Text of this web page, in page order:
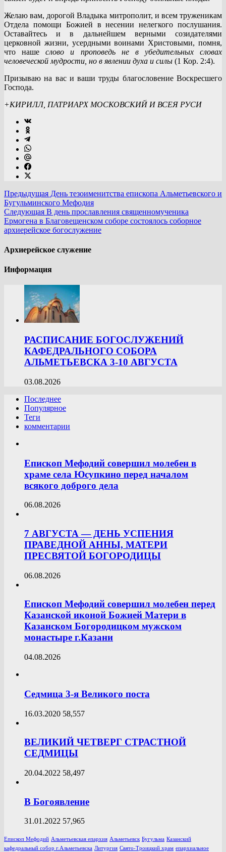
Желаю вам, дорогой Владыка митрополит, и всем труженикам
Отдела помощи Божией в несении нелегкого послушания.
Оставайтесь и в дальнейшем верными созидателями
церковной жизни, усердными воинами Христовыми, помня,
что нашеслово и проповедь не в убедительных словах
человеческой мудрости, но в явлении духа и силы (1 Кор. 2:4).
Призываю на вас и ваши труды благословение Воскресшего
Господа.
+КИРИЛЛ, ПАТРИАРХ МОСКОВСКИЙ И ВСЕЯ РУСИ
Предыдущая День тезоименитства епископа Альметьевского и
Бугульминского Мефодия
Следующая В день прославления священномученика
Ермогена в Благовещенском соборе состоялось соборное
архиерейское богослужение
Архиерейское служение
Информация
РАСПИСАНИЕ БОГОСЛУЖЕНИЙ
КАФЕДРАЛЬНОГО СОБОРА
АЛЬМЕТЬЕВСКА 3-10 АВГУСТА
03.08.2026
Последнее
Популярное
Теги
комментарии
Епископ Мефодий совершил молебен в
храме села Юсупкино перед началом
всякого доброго дела
06.08.2026
7 АВГУСТА — ДЕНЬ УСПЕНИЯ
ПРАВЕДНОЙ АННЫ, МАТЕРИ
ПРЕСВЯТОЙ БОГОРОДИЦЫ
06.08.2026
Епископ Мефодий совершил молебен перед
Казанской иконой Божией Матери в
Казанском Богородицком мужском
монастыре г.Казани
04.08.2026
Седмица 3-я Великого поста
16.03.2020 58,557
ВЕЛИКИЙ ЧЕТВЕРГ СТРАСТНОЙ
СЕДМИЦЫ
20.04.2022 58,497
В Богоявление
31.01.2022 57,965
Епископ Мефодий Альметьевская епархия Альметьевск Бугульма Казанский
кафедральный собор г.Альметьевска Литургия Свято-Троицкий храм епархиальное